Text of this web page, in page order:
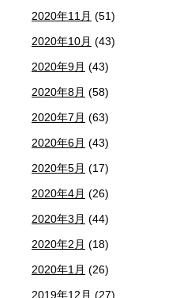
2020年11月 (51)
2020年10月 (43)
2020年9月 (43)
2020年8月 (58)
2020年7月 (63)
2020年6月 (43)
2020年5月 (17)
2020年4月 (26)
2020年3月 (44)
2020年2月 (18)
2020年1月 (26)
2019年12月 (27)